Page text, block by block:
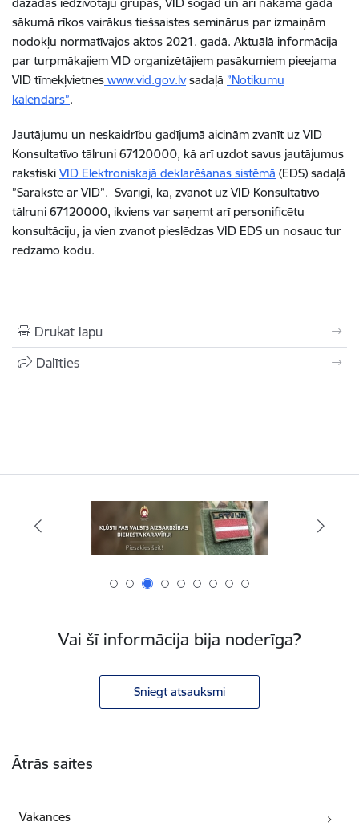
sākumā rīkos vairākus tiešsaistes seminārus par izmaiņām
nodokļu normatīvajos aktos 2021. gadā. Aktuālā informācija
par turpmākajiem VID organizētājiem pasākumiem pieejama
VID tīmekļvietnes www.vid.gov.lvsadaļā ”Notikumu
kalendārs”.
Jautājumu un neskaidrību gadījumā aicinām zvanīt uz VID
Konsultatīvo tālruni 67120000, kā arī uzdot savus jautājumus
rakstiski VID Elektroniskajā deklarēšanas sistēmā (EDS) sadaļā
”Sarakste ar VID”. Svarīgi, ka, zvanot uz VID Konsultatīvo
tālruni 67120000, ikviens var saņemt arī personificētu
konsultāciju, ja vien zvanot pieslēdzas VID EDS un nosauc tur
redzamo kodu.
Drukāt lapu
Dalīties
Vai šī informācija bija noderīga?
Sniegt atsauksmi
Ātrās saites
Vakances